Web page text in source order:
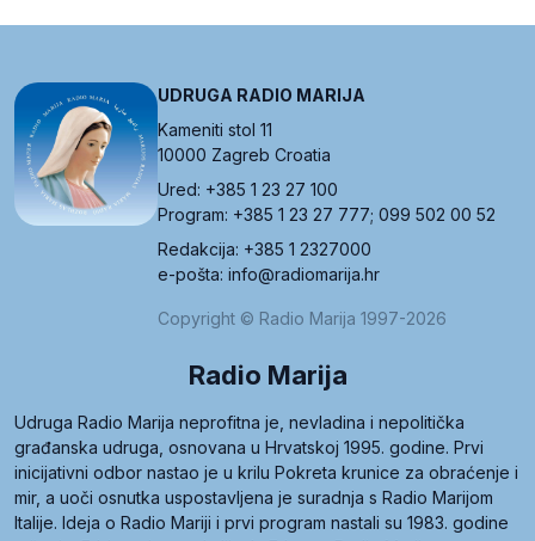
UDRUGA RADIO MARIJA
Kameniti stol 11
10000 Zagreb Croatia
Ured: +385 1 23 27 100
Program: +385 1 23 27 777; 099 502 00 52
Redakcija: +385 1 2327000
e-pošta: info@radiomarija.hr
Copyright © Radio Marija 1997-2026
Radio Marija
Udruga Radio Marija neprofitna je, nevladina i nepolitička
građanska udruga, osnovana u Hrvatskoj 1995. godine. Prvi
inicijativni odbor nastao je u krilu Pokreta krunice za obraćenje i
mir, a uoči osnutka uspostavljena je suradnja s Radio Marijom
Italije. Ideja o Radio Mariji i prvi program nastali su 1983. godine